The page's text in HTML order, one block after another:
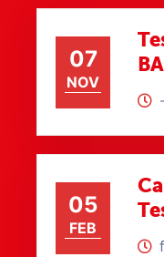
07
NOV
-
05
FEB